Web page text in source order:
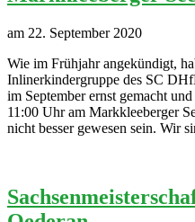
am 22. September 2020
Wie im Frühjahr angekündigt,
Inlinerkindergruppe des SC
im September ernst gemacht
11:00 Uhr am Markkleeberger
nicht besser gewesen sein. Wir